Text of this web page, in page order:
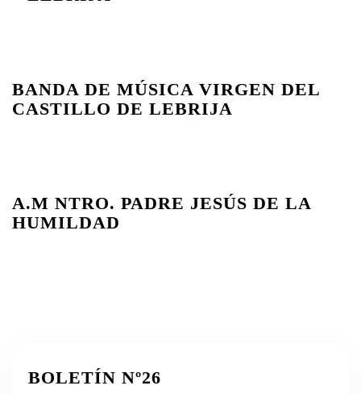
BANDA DE MÚSICA VIRGEN DEL
CASTILLO DE LEBRIJA
A.M NTRO. PADRE JESÚS DE LA
HUMILDAD
BOLETÍN Nº26